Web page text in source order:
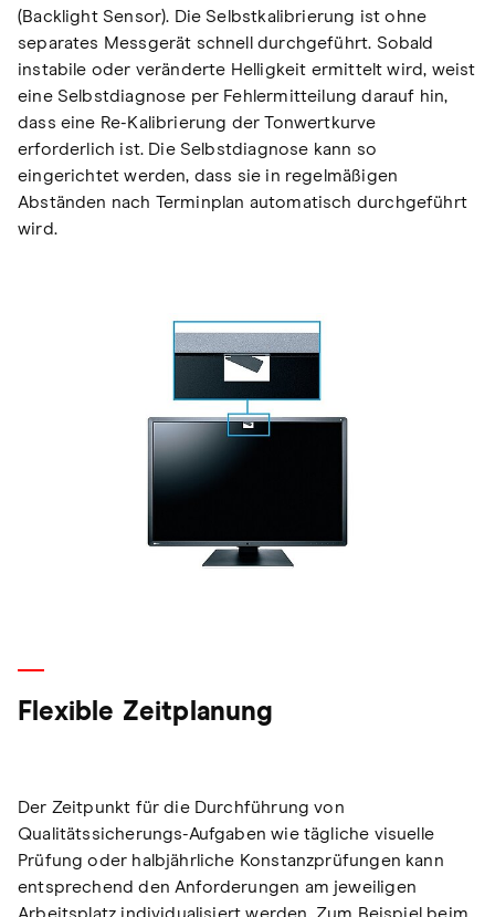
(Backlight Sensor). Die Selbstkalibrierung ist ohne
separates Messgerät schnell durchgeführt. Sobald
instabile oder veränderte Helligkeit ermittelt wird, weist
eine Selbstdiagnose per Fehlermitteilung darauf hin,
dass eine Re-Kalibrierung der Tonwertkurve
erforderlich ist. Die Selbstdiagnose kann so
eingerichtet werden, dass sie in regelmäßigen
Abständen nach Terminplan automatisch durchgeführt
wird.
Flexible Zeitplanung
Der Zeitpunkt für die Durchführung von
Qualitätssicherungs-Aufgaben wie tägliche visuelle
Prüfung oder halbjährliche Konstanzprüfungen kann
entsprechend den Anforderungen am jeweiligen